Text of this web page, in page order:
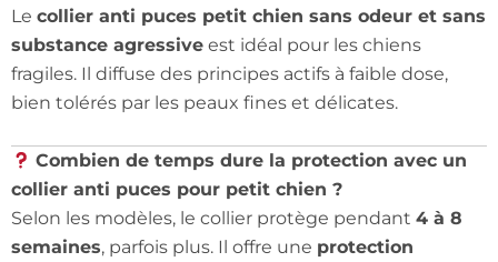
Le collier anti puces petit chien sans odeur et sans
substance agressive est idéal pour les chiens
fragiles. Il diffuse des principes actifs à faible dose,
bien tolérés par les peaux fines et délicates.
Combien de temps dure la protection avec un
collier anti puces pour petit chien ?
Selon les modèles, le collier protège pendant 4 à 8
semaines, parfois plus. Il offre une protection